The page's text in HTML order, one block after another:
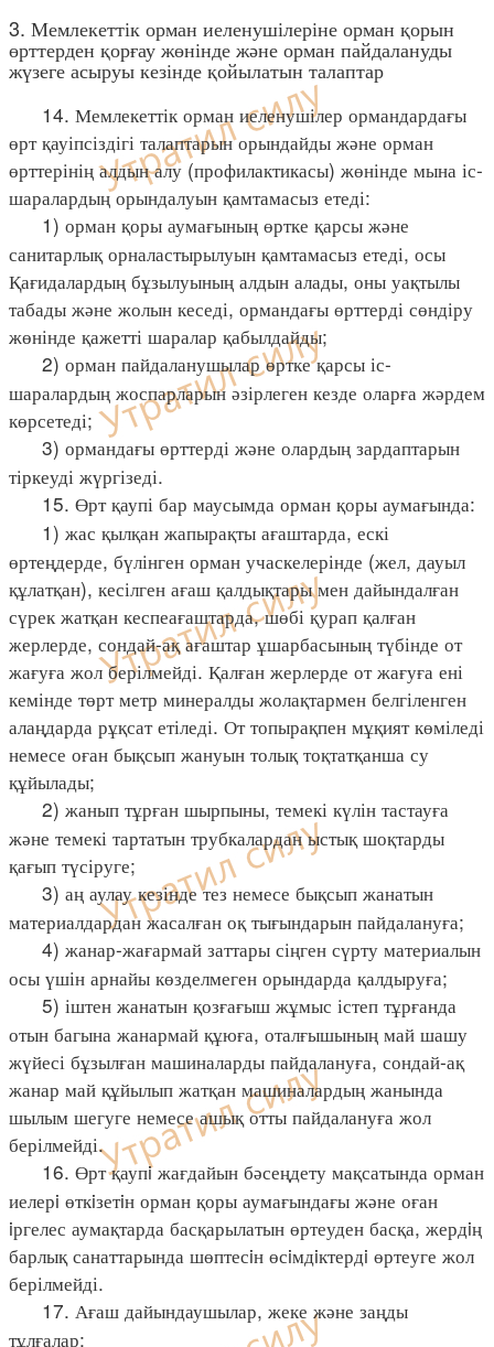
3. Мемлекеттік орман иеленушілеріне орман қорын
өрттерден қорғау жөнінде және орман пайдалануды
жүзеге асыруы кезінде қойылатын талаптар
14. Мемлекеттік орман иеленушілер ормандардағы
өрт қауіпсіздігі талаптарын орындайды және орман
өрттерінің алдын алу (профилактикасы) жөнінде мына іс-
шаралардың орындалуын қамтамасыз етеді:
1) орман қоры аумағының өртке қарсы және
санитарлық орналастырылуын қамтамасыз етеді, осы
Қағидалардың бұзылуының алдын алады, оны уақтылы
табады және жолын кеседі, ормандағы өрттерді сөндіру
жөнінде қажетті шаралар қабылдайды;
2) орман пайдаланушылар өртке қарсы іс-
шаралардың жоспарларын әзірлеген кезде оларға жәрдем
көрсетеді;
3) ормандағы өрттерді және олардың зардаптарын
тіркеуді жүргізеді.
15. Өрт қаупі бар маусымда орман қоры аумағында:
1) жас қылқан жапырақты ағаштарда, ескі
өртеңдерде, бүлінген орман учаскелерінде (жел, дауыл
құлатқан), кесілген ағаш қалдықтары мен дайындалған
сүрек жатқан кеспеағаштарда, шөбі қурап қалған
жерлерде, сондай-ақ ағаштар ұшарбасының түбінде от
жағуға жол берілмейді. Қалған жерлерде от жағуға ені
кемінде төрт метр минералды жолақтармен белгіленген
алаңдарда рұқсат етіледі. От топырақпен мұқият көміледі
немесе оған бықсып жануын толық тоқтатқанша су
құйылады;
2) жанып тұрған шырпыны, темекі күлін тастауға
және темекі тартатын трубкалардан ыстық шоқтарды
қағып түсіруге;
3) аң аулау кезінде тез немесе бықсып жанатын
материалдардан жасалған оқ тығындарын пайдалануға;
4) жанар-жағармай заттары сіңген сүрту материалын
осы үшін арнайы көзделмеген орындарда қалдыруға;
5) іштен жанатын қозғағыш жұмыс істеп тұрғанда
отын багына жанармай құюға, оталғышының май шашу
жүйесі бұзылған машиналарды пайдалануға, сондай-ақ
жанар май құйылып жатқан машиналардың жанында
шылым шегуге немесе ашық отты пайдалануға жол
берілмейді.
16. Өрт қаупi жағдайын бәсеңдету мақсатында орман
иелерi өткiзетiн орман қоры аумағындағы және оған
iргелес аумақтарда басқарылатын өртеуден басқа, жердiң
барлық санаттарында шөптесiн өсiмдiктердi өртеуге жол
берілмейді.
17. Ағаш дайындаушылар, жеке және заңды
тұлғалар: